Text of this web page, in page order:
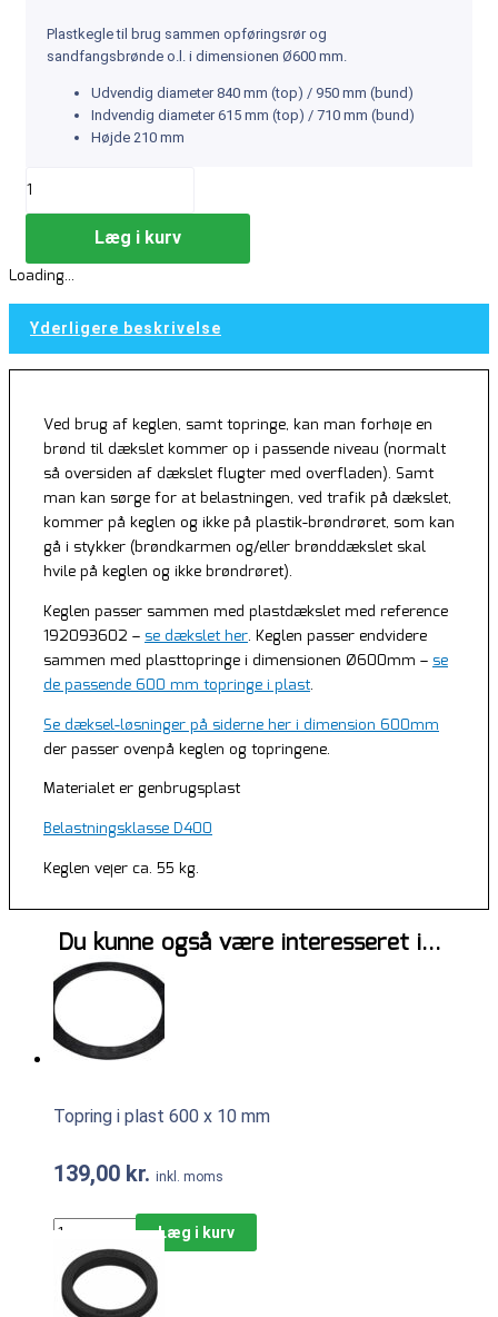
Plastkegle til brug sammen opføringsrør og
sandfangsbrønde o.l. i dimensionen Ø600 mm.
Udvendig diameter 840 mm (top) / 950 mm (bund)
Indvendig diameter 615 mm (top) / 710 mm (bund)
Højde 210 mm
Læg i kurv
Loading...
Yderligere beskrivelse
Ved brug af keglen, samt topringe, kan man forhøje en
brønd til dækslet kommer op i passende niveau (normalt
så oversiden af dækslet flugter med overfladen). Samt
man kan sørge for at belastningen, ved trafik på dækslet,
kommer på keglen og ikke på plastik-brøndrøret, som kan
gå i stykker (brøndkarmen og/eller brønddækslet skal
hvile på keglen og ikke brøndrøret).
Keglen passer sammen med plastdækslet med reference
192093602 –se dækslet her. Keglen passer endvidere
sammen med plasttopringe i dimensionen Ø600mm –se
de passende 600 mm topringe i plast.
Se dæksel-løsninger på siderne her i dimension 600mm
der passer ovenpå keglen og topringene.
Materialet er genbrugsplast
Belastningsklasse D400
Keglen vejer ca. 55 kg.
Du kunne også være interesseret i…
Topring i plast 600 x 10 mm
139,00 kr. inkl. moms
Læg i kurv